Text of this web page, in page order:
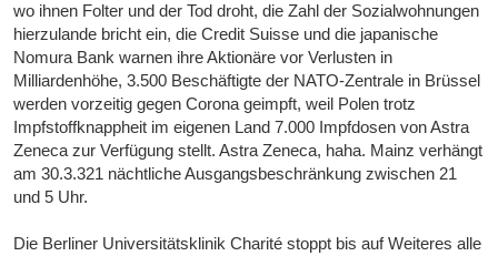
wo ihnen Folter und der Tod droht, die Zahl der Sozialwohnungen
hierzulande bricht ein, die Credit Suisse und die japanische
Nomura Bank warnen ihre Aktionäre vor Verlusten in
Milliardenhöhe, 3.500 Beschäftigte der NATO-Zentrale in Brüssel
werden vorzeitig gegen Corona geimpft, weil Polen trotz
Impfstoffknappheit im eigenen Land 7.000 Impfdosen von Astra
Zeneca zur Verfügung stellt. Astra Zeneca, haha. Mainz verhängt
am 30.3.321 nächtliche Ausgangsbeschränkung zwischen 21
und 5 Uhr.
Die Berliner Universitätsklinik Charité stoppt bis auf Weiteres alle